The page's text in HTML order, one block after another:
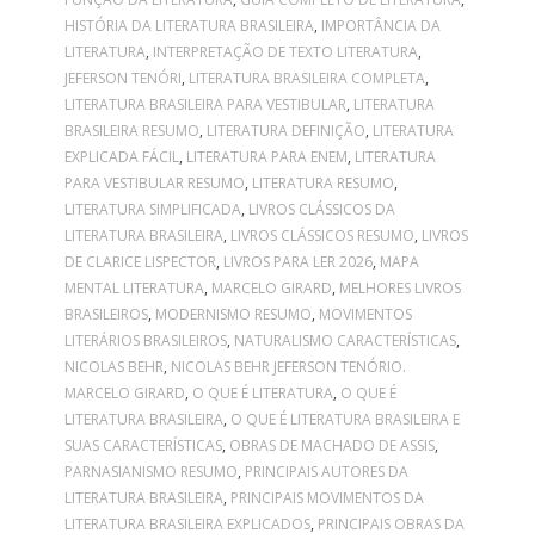
HISTÓRIA DA LITERATURA BRASILEIRA, IMPORTÂNCIA DA
LITERATURA, INTERPRETAÇÃO DE TEXTO LITERATURA,
JEFERSON TENÓRI, LITERATURA BRASILEIRA COMPLETA,
LITERATURA BRASILEIRA PARA VESTIBULAR, LITERATURA
BRASILEIRA RESUMO, LITERATURA DEFINIÇÃO, LITERATURA
EXPLICADA FÁCIL, LITERATURA PARA ENEM, LITERATURA
PARA VESTIBULAR RESUMO, LITERATURA RESUMO,
LITERATURA SIMPLIFICADA, LIVROS CLÁSSICOS DA
LITERATURA BRASILEIRA, LIVROS CLÁSSICOS RESUMO, LIVROS
DE CLARICE LISPECTOR, LIVROS PARA LER 2026, MAPA
MENTAL LITERATURA, MARCELO GIRARD, MELHORES LIVROS
BRASILEIROS, MODERNISMO RESUMO, MOVIMENTOS
LITERÁRIOS BRASILEIROS, NATURALISMO CARACTERÍSTICAS,
NICOLAS BEHR, NICOLAS BEHR JEFERSON TENÓRIO.
MARCELO GIRARD, O QUE É LITERATURA, O QUE É
LITERATURA BRASILEIRA, O QUE É LITERATURA BRASILEIRA E
SUAS CARACTERÍSTICAS, OBRAS DE MACHADO DE ASSIS,
PARNASIANISMO RESUMO, PRINCIPAIS AUTORES DA
LITERATURA BRASILEIRA, PRINCIPAIS MOVIMENTOS DA
LITERATURA BRASILEIRA EXPLICADOS, PRINCIPAIS OBRAS DA